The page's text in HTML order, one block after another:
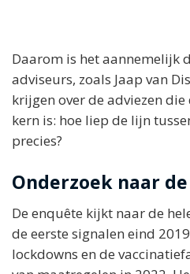
Daarom is het aannemelijk
adviseurs, zoals Jaap van
krijgen over de adviezen
kern is: hoe liep de lijn
precies?
Onderzoek naar
De enquête kijkt naar de
de eerste signalen eind
lockdowns en de